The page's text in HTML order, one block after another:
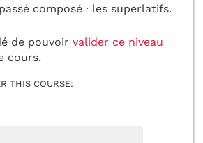
composé · les superlatifs.
de pouvoir valider ce niveau
cours.
THIS COURSE: